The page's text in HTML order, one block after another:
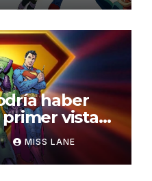
haber
vistazo
MISS LANE